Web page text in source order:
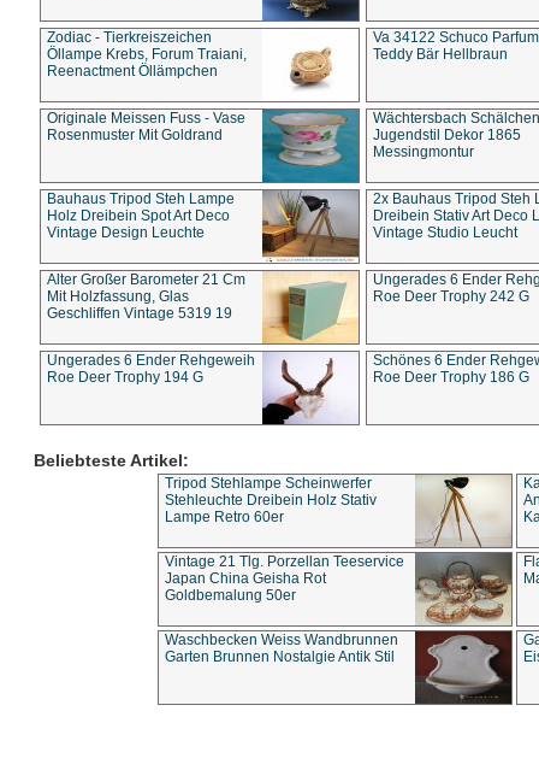
Zodiac - Tierkreiszeichen
Öllampe Krebs, Forum Traiani,
Reenactment Öllämpchen
Va 34122 Schuco
Teddy Bär Hellbraun
Originale Meissen Fuss - Vase
Rosenmuster Mit Goldrand
Wächtersbach Schälchen
Jugendstil Dekor 1865
Messingmontur
Bauhaus Tripod Steh Lampe
Holz Dreibein Spot Art Deco
Vintage Design Leuchte
2x Bauhaus Tripod Steh
Dreibein Stativ Art Deco
Vintage Studio Leucht
Alter Großer Barometer 21 Cm
Mit Holzfassung, Glas
Geschliffen Vintage 5319 19
Ungerades 6 Ender
Roe Deer Trophy 242 G
Ungerades 6 Ender Rehgeweih
Roe Deer Trophy 194 G
Schönes 6 Ender
Roe Deer Trophy 186 G
Beliebteste Artikel:
Tripod Stehlampe Scheinwerfer
Stehleuchte Dreibein Holz Stativ
Lampe Retro 60er
Vintage 21 Tlg. Porzellan Teeservice
Japan China Geisha Rot
Goldbemalung 50er
Waschbecken Weiss Wandbrunnen
Garten Brunnen Nostalgie Antik Stil